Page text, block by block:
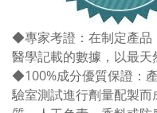
◆專家考證：在制定產
醫學記載的數據，以最天
◆100%成分優質保證：
驗室測試進行劑量配製